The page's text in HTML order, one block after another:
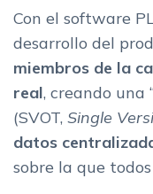
Con el software
desarrollo del
miembros de la
real, creando una
(SVOT, Single
datos
sobre la que